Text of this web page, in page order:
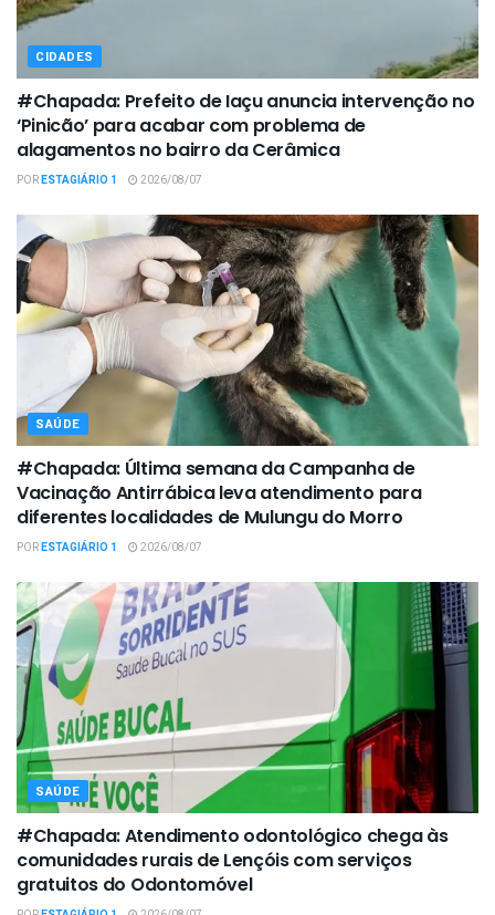
CIDADES
#Chapada: Prefeito de Iaçu anuncia intervenção no
‘Pinicão’ para acabar com problema de
alagamentos no bairro da Cerâmica
PORESTAGIÁRIO 1 2026/08/07
SAÚDE
#Chapada: Última semana da Campanha de
Vacinação Antirrábica leva atendimento para
diferentes localidades de Mulungu do Morro
PORESTAGIÁRIO 1 2026/08/07
SAÚDE
#Chapada: Atendimento odontológico chega às
comunidades rurais de Lençóis com serviços
gratuitos do Odontomóvel